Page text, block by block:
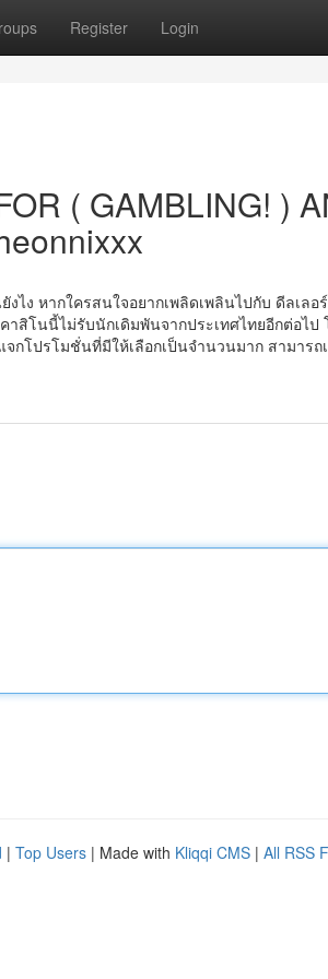
Register Login
( GAMBLING! )
ไง หากใครสนใจอยากเพลิดเพลินไปกับ ดีลเล
าสิโนนี้ไม่รับนักเดิมพันจากประเทศไทยอีกต่อไ
กโปรโมชั่นที่มีให้เลือกเป็นจำนวนมาก สามารถ
| Top Users | Made with Kliqqi CMS | All RSS